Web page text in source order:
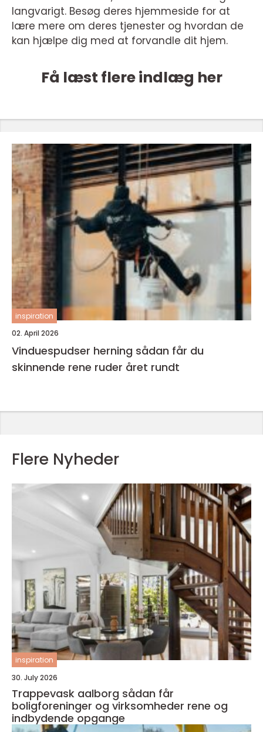
langvarigt. Besøg deres hjemmeside for at
lære mere om deres tjenester og hvordan de
kan hjælpe dig med at forvandle dit hjem.
Få læst flere indlæg her
inspiration
02. April 2026
Vinduespudser herning sådan får du
skinnende rene ruder året rundt
Flere Nyheder
inspiration
30. July 2026
Trappevask aalborg sådan får
boligforeninger og virksomheder rene og
indbydende opgange